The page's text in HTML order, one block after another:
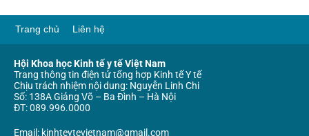
Trang chủ Liên hệ
Hội Khoa học Kinh tế y tế Việt Nam
Trang thông tin điện tử tổng hợp Kinh tế Y tế
Chịu trách nhiệm nội dung: Nguyễn Linh Chi
Số: 138A Giảng Võ – Ba Đình – Hà Nội
ĐT: 089.996.0000
Email: kinhteytevietnam@gmail.com